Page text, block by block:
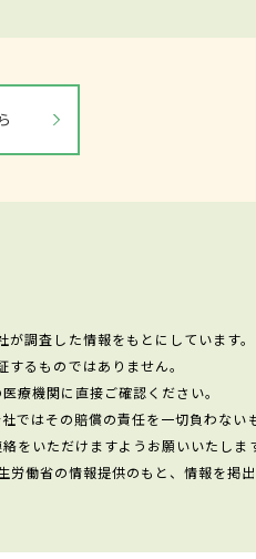
調査した情報をもとにしています。
るものではありません。
療機関に直接ご確認ください。
ではその賠償の責任を一切負わない
をいただけますようお願いいたします
働省の情報提供のもと、情報を掲出